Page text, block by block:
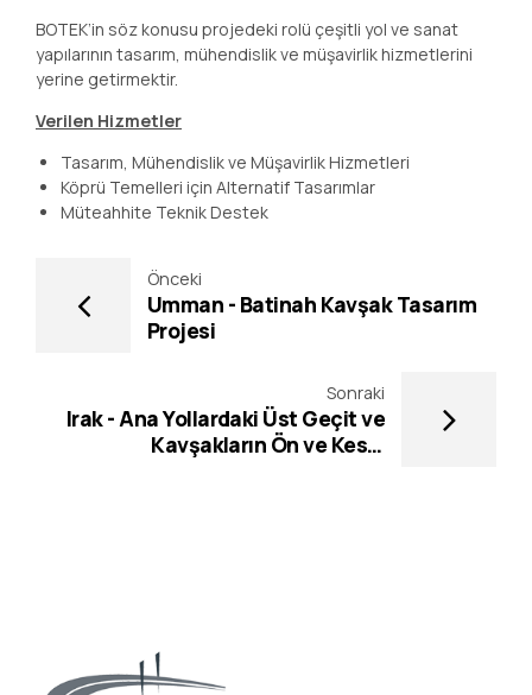
BOTEK’in söz konusu projedeki rolü çeşitli yol ve sanat
yapılarının tasarım, mühendislik ve müşavirlik hizmetlerini
yerine getirmektir.
Verilen Hizmetler
Tasarım, Mühendislik ve Müşavirlik Hizmetleri
Köprü Temelleri için Alternatif Tasarımlar
Müteahhite Teknik Destek
Önceki
Umman - Batinah Kavşak Tasarım
Projesi
Sonraki
Irak - Ana Yollardaki Üst Geçit ve
Kavşakların Ön ve Kesin